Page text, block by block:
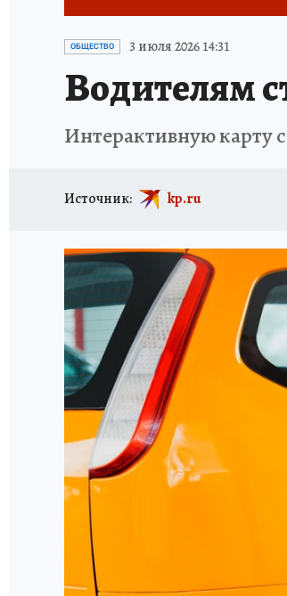
ПРОИСШЕСТВИЯ
ОБЩЕСТВО 3 июля 2026 14:31
Водителям
Интерактивную карту
Источник: kp.ru